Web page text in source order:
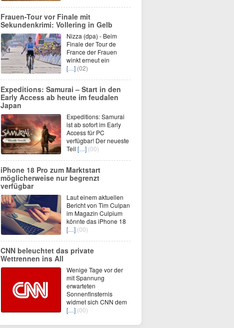
Frauen-Tour vor Finale mit
Sekundenkrimi: Vollering in Gelb
Nizza (dpa) - Beim
Finale der Tour de
France der Frauen
winkt erneut ein
[…] (02)
Expeditions: Samurai – Start in den
Early Access ab heute im feudalen
Japan
Expeditions: Samurai
ist ab sofort im Early
Access für PC
verfügbar! Der neueste
Teil […] (00)
iPhone 18 Pro zum Marktstart
möglicherweise nur begrenzt
verfügbar
Laut einem aktuellen
Bericht von Tim Culpan
im Magazin Culpium
könnte das iPhone 18
[…] (00)
CNN beleuchtet das private
Wettrennen ins All
Wenige Tage vor der
mit Spannung
erwarteten
Sonnenfinsternis
widmet sich CNN dem
[…] (00)